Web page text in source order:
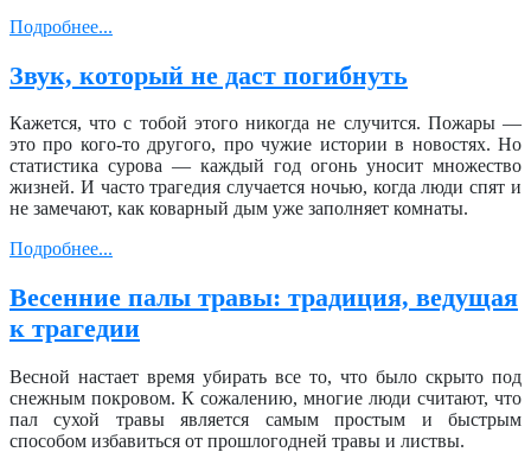
Подробнее...
Звук, который не даст погибнуть
Кажется, что с тобой этого никогда не случится. Пожары —
это про кого-то другого, про чужие истории в новостях. Но
статистика сурова — каждый год огонь уносит множество
жизней. И часто трагедия случается ночью, когда люди спят и
не замечают, как коварный дым уже заполняет комнаты.
Подробнее...
Весенние палы травы: традиция, ведущая
к трагедии
Весной настает время убирать все то, что было скрыто под
снежным покровом. К сожалению, многие люди считают, что
пал сухой травы является самым простым и быстрым
способом избавиться от прошлогодней травы и листвы.